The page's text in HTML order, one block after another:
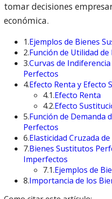
tomar decisiones
económica.
1.Ejemplos de Bienes
2.Función de Utilidad
3.Curvas de
Perfectos
4.Efecto Renta y Efecto
4.1.Efecto Renta
4.2.Efecto
5.Función de Demanda
Perfectos
6.Elasticidad Cruzada
7.Bienes Sustitutos
Imperfectos
7.1.Ejemplos de
8.Importancia de los